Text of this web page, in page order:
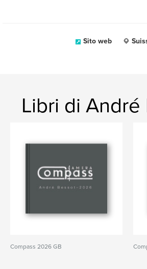
Sito web
Libri di André
Compass 2026 GB